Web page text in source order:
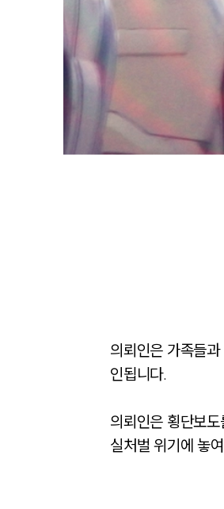
의뢰인은 가족들
인됩니다.
의뢰인은 횡단보
실처벌 위기에 놓